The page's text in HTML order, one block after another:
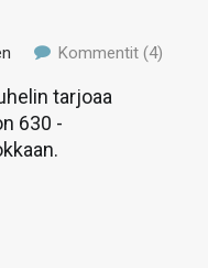
Kommentit (4)
tarjoaa
630 -